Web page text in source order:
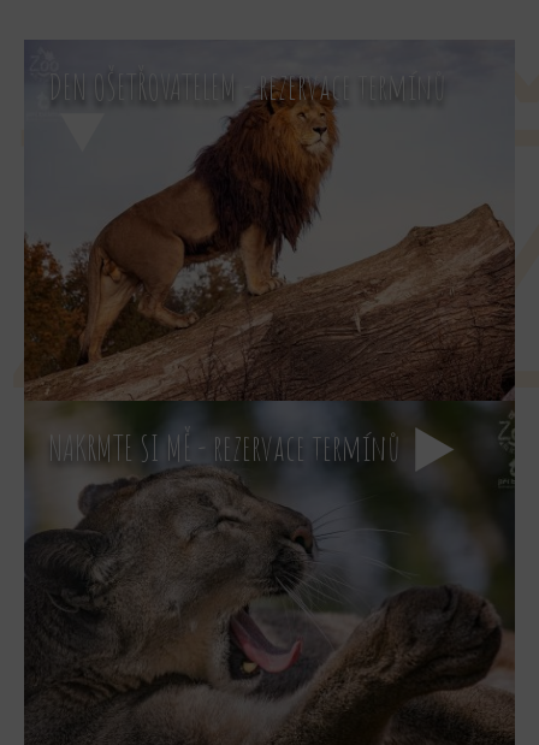
DEN OŠETŘOVATELEM - rezervace termínů
NAKRMTE SI MĚ - rezervace termínů